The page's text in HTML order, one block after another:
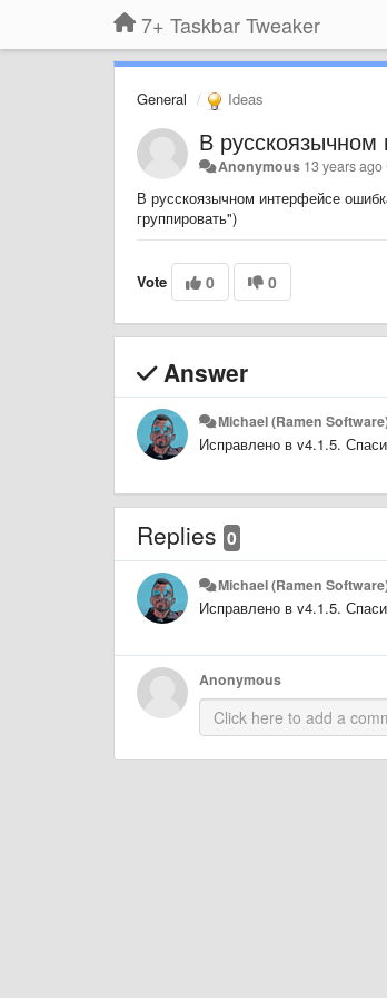
7+ Taskbar Tweaker
General Ideas
В
Anonymous 13 years ago
В русскоязычном интерфейсе
группировать")
Vote 0 0
Answer
Michael (Ramen
Исправлено в v4.1.5.
Replies 0
Michael (Ramen
Исправлено в v4.1.5.
Anonymous